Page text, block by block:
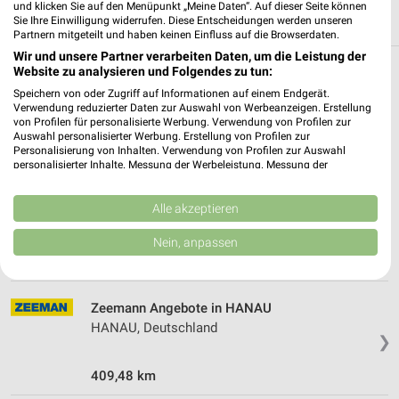
Weitere Zeemann Geschäfte mit Angeboten
in und um Wiesbaden
2 Geschäfte und Orte
❯
FRANKFURT AM MAIN, Deutschland
422,64 km
❯
Zeemann Angebote in HANAU
HANAU, Deutschland
409,48 km
und klicken Sie auf den Menüpunkt „Meine Daten“. Auf dieser Seite können
Sie Ihre Einwilligung widerrufen. Diese Entscheidungen werden unseren
Partnern mitgeteilt und haben keinen Einfluss auf die Browserdaten.
Wir und unsere Partner verarbeiten Daten, um die Leistung der
Website zu analysieren und Folgendes zu tun:
Speichern von oder Zugriff auf Informationen auf einem Endgerät.
Verwendung reduzierter Daten zur Auswahl von Werbeanzeigen. Erstellung
von Profilen für personalisierte Werbung. Verwendung von Profilen zur
Auswahl personalisierter Werbung. Erstellung von Profilen zur
Personalisierung von Inhalten. Verwendung von Profilen zur Auswahl
personalisierter Inhalte. Messung der Werbeleistung. Messung der
Kombinationen von Daten aus verschiedenen Quellen. Entwicklung und
Verbesserung der Angebote. Verwendung reduzierter Daten zur Auswahl
von Inhalten.
Daten können außerhalb der Europäischen Union weitergegeben und in die
Website/App.
Partnerliste anzeigen (1 IAB-Anbieter)
Wir nutzen Ihre Daten für folgende Zwecke:
Speichern von oder Zugriff auf Informationen
Alle akzeptieren
Nein, anpassen